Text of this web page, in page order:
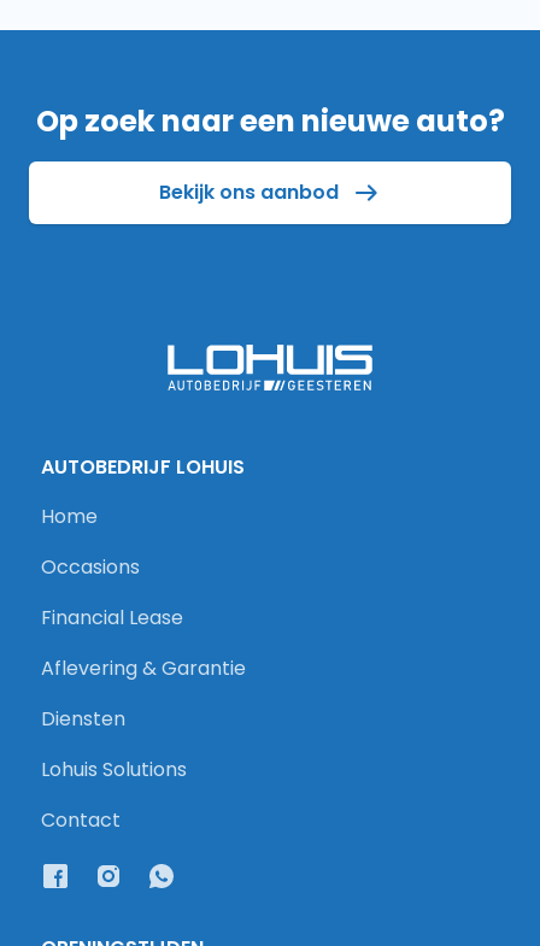
Op zoek naar een nieuwe auto?
Bekijk ons aanbod
AUTOBEDRIJF LOHUIS
Home
Occasions
Financial Lease
Aflevering & Garantie
Diensten
Lohuis Solutions
Contact